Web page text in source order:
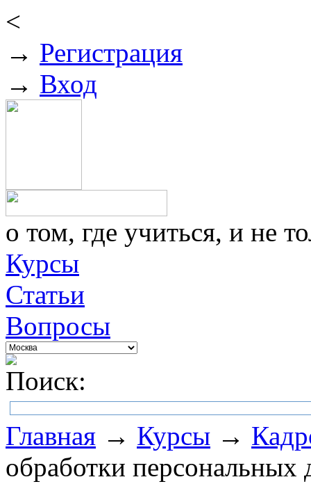
<
→ Регистрация
→ Вход
о том, где учиться, и не
Курсы
Статьи
Вопросы
Поиск:
Главная → Курсы →
обработки